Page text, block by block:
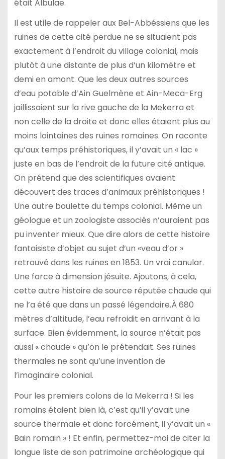
était Albulae.
Il est utile de rappeler aux Bel-Abbéssiens que les
ruines de cette cité perdue ne se situaient pas
exactement à l’endroit du village colonial, mais
plutôt à une distante de plus d’un kilomètre et
demi en amont. Que les deux autres sources
d’eau potable d’Ain Guelmène et Ain-Meca-Erg
jaillissaient sur la rive gauche de la Mekerra et
non celle de la droite et donc elles étaient plus au
moins lointaines des ruines romaines. On raconte
qu’aux temps préhistoriques, il y’avait un « lac »
juste en bas de l’endroit de la future cité antique.
On prétend que des scientifiques avaient
découvert des traces d’animaux préhistoriques !
Une autre boulette du temps colonial. Même un
géologue et un zoologiste associés n’auraient pas
pu inventer mieux. Que dire alors de cette histoire
fantaisiste d’objet au sujet d’un «veau d’or »
retrouvé dans les ruines en 1853. Un vrai canular.
Une farce à dimension jésuite. Ajoutons, à cela,
cette autre histoire de source réputée chaude qui
ne l’a été que dans un passé légendaire.À 680
mètres d’altitude, l’eau refroidit en arrivant à la
surface. Bien évidemment, la source n’était pas
aussi « chaude » qu’on le prétendait. Ses ruines
thermales ne sont qu’une invention de
l’imaginaire colonial.
Pour les premiers colons de la Mekerra ! Si les
romains étaient bien là, c’est qu’il y’avait une
source thermale et donc forcément, il y’avait un «
Bain romain » ! Et enfin, permettez-moi de citer la
longue liste de son patrimoine archéologique qui